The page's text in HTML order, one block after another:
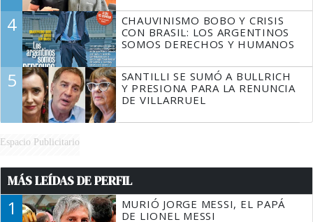
4
CHAUVINISMO BOBO Y CRISIS
CON BRASIL: LOS ARGENTINOS
SOMOS DERECHOS Y HUMANOS
5
SANTILLI SE SUMÓ A BULLRICH
Y PRESIONA PARA LA RENUNCIA
DE VILLARRUEL
Espacio Publicitario
MÁS LEÍDAS DE PERFIL
1
MURIÓ JORGE MESSI, EL PAPÁ
DE LIONEL MESSI